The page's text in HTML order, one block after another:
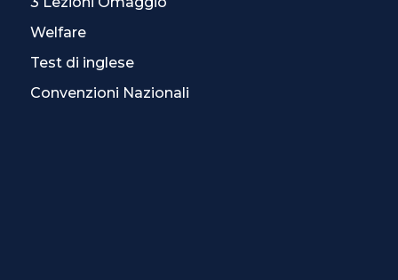
Welfare
Test di inglese
Convenzioni Nazionali